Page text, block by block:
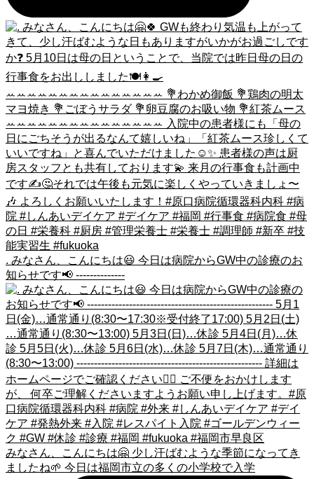
. みなさん、こんにちは😃 今日は病院からGW中の診療のお
知らせです📢 --------------
みなさん、こんにちは🤗 少し汗ばむような季節になってき
ましたね🌱 今日は福岡市立の多くの小学校で入学